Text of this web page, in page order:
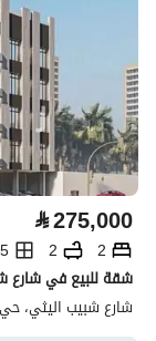
⃁275,000
2
2
شقة للبيع في شارع
شارع شبيب اليثي،